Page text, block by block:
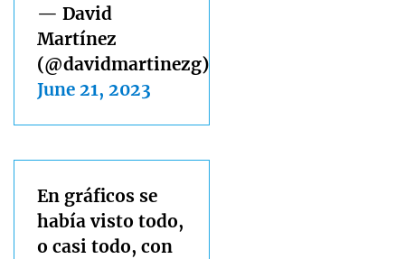
— David
Martínez
(@davidmartinezg)
June 21, 2023
En gráficos se
había visto todo,
o casi todo, con